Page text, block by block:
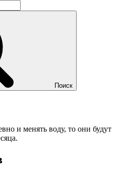
Поиск
и менять воду, то они будут